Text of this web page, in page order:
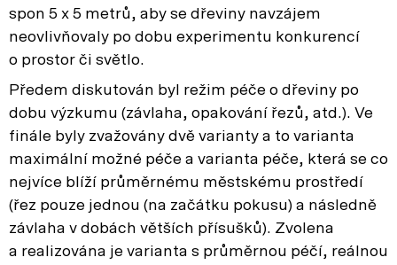
spon 5 x 5 metrů, aby se dřeviny navzájem
neovlivňovaly po dobu experimentu konkurencí
o prostor či světlo.
Předem diskutován byl režim péče o dřeviny po
dobu výzkumu (závlaha, opakování řezů, atd.). Ve
finále byly zvažovány dvě varianty a to varianta
maximální možné péče a varianta péče, která se co
nejvíce blíží průměrnému městskému prostředí
(řez pouze jednou (na začátku pokusu) a následně
závlaha v dobách větších přísušků). Zvolena
a realizována je varianta s průměrnou péčí, reálnou